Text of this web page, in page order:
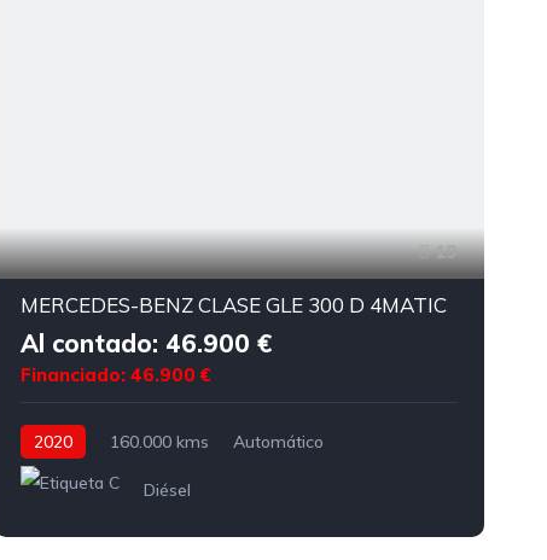
19
MERCEDES-BENZ CLASE GLE 300 D 4MATIC
Al contado: 46.900 €
Financiado: 46.900 €
2020 160.000 kms Automático
Diésel